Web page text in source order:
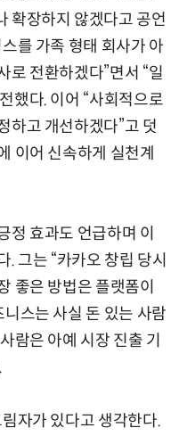
확장하지 않겠다고 공언
를 가족 형태 회사가 아
로 전환하겠다”면서 “일
했다. 이어 “사회적으로
하고 개선하겠다”고 덧
이어 신속하게 실천계
정 효과도 언급하며 이
그는 “카카오 창립 당시
좋은 방법은 플랫폼이
스는 사실 돈 있는 사람
람은 아예 시장 진출 기
자가 있다고 생각한다.